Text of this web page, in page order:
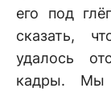
его под
сказать,
удалось
кадры. Мы